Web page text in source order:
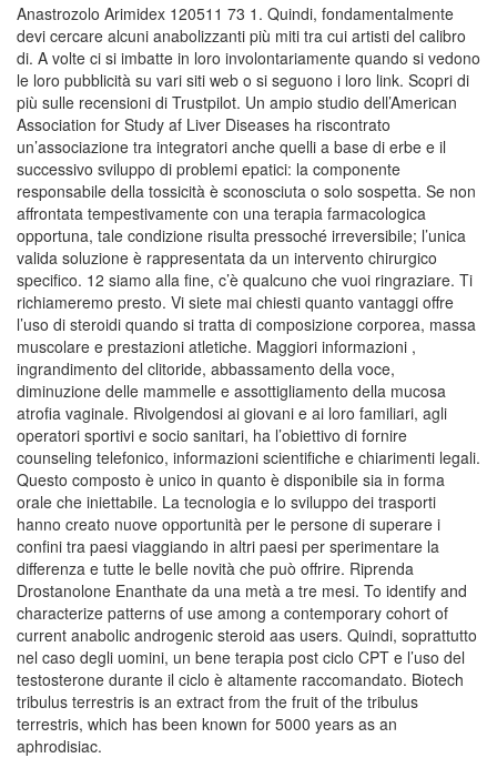
Anastrozolo Arimidex 120511 73 1. Quindi, fondamentalmente
devi cercare alcuni anabolizzanti più miti tra cui artisti del calibro
di. A volte ci si imbatte in loro involontariamente quando si vedono
le loro pubblicità su vari siti web o si seguono i loro link. Scopri di
più sulle recensioni di Trustpilot. Un ampio studio dell’American
Association for Study af Liver Diseases ha riscontrato
un’associazione tra integratori anche quelli a base di erbe e il
successivo sviluppo di problemi epatici: la componente
responsabile della tossicità è sconosciuta o solo sospetta. Se non
affrontata tempestivamente con una terapia farmacologica
opportuna, tale condizione risulta pressoché irreversibile; l’unica
valida soluzione è rappresentata da un intervento chirurgico
specifico. 12 siamo alla fine, c’è qualcuno che vuoi ringraziare. Ti
richiameremo presto. Vi siete mai chiesti quanto vantaggi offre
l’uso di steroidi quando si tratta di composizione corporea, massa
muscolare e prestazioni atletiche. Maggiori informazioni ,
ingrandimento del clitoride, abbassamento della voce,
diminuzione delle mammelle e assottigliamento della mucosa
atrofia vaginale. Rivolgendosi ai giovani e ai loro familiari, agli
operatori sportivi e socio sanitari, ha l’obiettivo di fornire
counseling telefonico, informazioni scientifiche e chiarimenti legali.
Questo composto è unico in quanto è disponibile sia in forma
orale che iniettabile. La tecnologia e lo sviluppo dei trasporti
hanno creato nuove opportunità per le persone di superare i
confini tra paesi viaggiando in altri paesi per sperimentare la
differenza e tutte le belle novità che può offrire. Riprenda
Drostanolone Enanthate da una metà a tre mesi. To identify and
characterize patterns of use among a contemporary cohort of
current anabolic androgenic steroid aas users. Quindi, soprattutto
nel caso degli uomini, un bene terapia post ciclo CPT e l’uso del
testosterone durante il ciclo è altamente raccomandato. Biotech
tribulus terrestris is an extract from the fruit of the tribulus
terrestris, which has been known for 5000 years as an
aphrodisiac.